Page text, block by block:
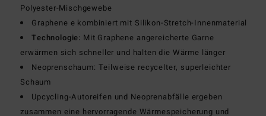
Polyester-Mischgewebe
Graphene e kombiniert mit Silikon-Stretch-Innenmaterial
Technologie: Mit Graphene angereicherte Garne
erwärmen sich schneller und halten die Wärme länger
Neoprenschaum: Teilweise recycelter, superleichter
Schaum
Upcycling-Autoreifen und Neoprenabfälle ergeben
zusammen eine hervorragende Wärmespeicherung und